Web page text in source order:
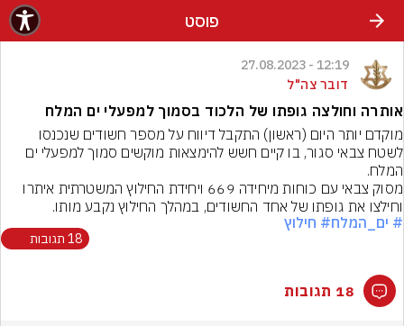
פוסט
12:19 - 27.08.2023
דובר צה"ל
אותרה וחולצה גופתו של הלכוד בסמוך למפעלי ים המלח
וחילצו את גופתו של אחד החשודים, במהלך החילוץ נקבע מותו.
# ים_המלח# חילוץ
18 תגובות
18 תגובות